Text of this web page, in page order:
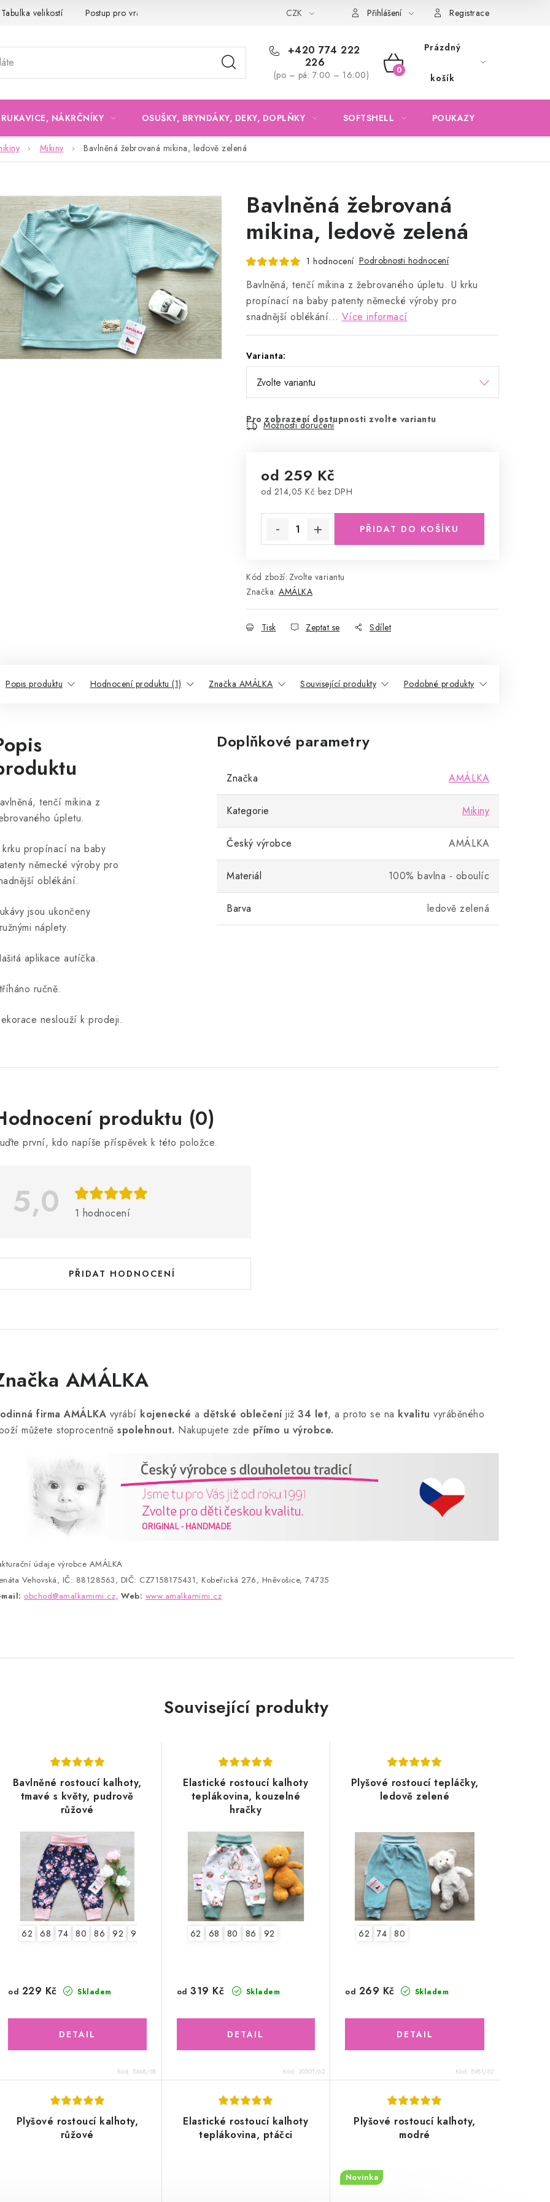
Tabulka velikostí Postup pro vrácení a výměnu Obchodní podmínky Podmínky ochrany osobních údajů
CZK Přihlášení Registrace
+420 774 222
226
(po – pá: 7:00 – 16:00)
NÁKUPNÍ
Prázdný
košík
NÁKRČNÍKY OSUŠKY, BRYNDÁKY, DEKY, DOPLŇKY SOFTSHELL POUKAZY
Mikiny Bavlněná žebrovaná mikina, ledově zelená
Bavlněná žebrovaná
mikina, ledově zelená
1 hodnocení Podrobnosti hodnocení
Bavlněná, tenčí mikina z žebrovaného úpletu. U krku
propínací na baby patenty německé výroby pro
snadnější oblékání... Více informací
Varianta:
Pro zobrazení dostupnosti zvolte variantu
Možnosti doručení
od 259 Kč
od 214,05 Kč bez DPH
PŘIDAT DO KOŠÍKU
Kód zboží: Zvolte variantu
Značka: AMÁLKA
Tisk Zeptat se Sdílet
Popis produktu Hodnocení produktu (1) Značka AMÁLKA Související produkty Podobné produkty
tenčí mikina z
úpletu.
krku propínací na baby
německé výroby pro
oblékání.
jsou ukončeny
náplety.
aplikace autíčka.
ručně.
neslouží k prodeji.
Doplňkové parametry
Značka AMÁLKA
Kategorie Mikiny
Český výrobce AMÁLKA
Materiál 100% bavlna - oboulíc
Barva ledově zelená
produktu (0)
první, kdo napíše příspěvek k této položce.
5,0 1 hodnocení
PŘIDAT HODNOCENÍ
AMÁLKA
firma AMÁLKA vyrábí kojenecké a dětské oblečeníjiž 34 let, a proto se na kvalitu vyráběného
můžete stoprocentně spolehnout. Nakupujete zde přímo u výrobce.
údaje výrobce AMÁLKA
Vehovská, IČ: 88128563, DIČ: CZ7158175431, Kobeřická 276, Hněvošice, 74735
obchod@amalkamimi.cz, Web: www.amalkamimi.cz
Související produkty
Bavlněné rostoucí kalhoty,
tmavé s květy, pudrově
růžové
62 68 74 80 86 92 98
Skladem
od 229 Kč
Kód:5668/68
Elastické rostoucí kalhoty
teplákovina, kouzelné
hračky
62 68 80 86 92
Skladem
od 319 Kč
Kód: 30501/62
Plyšové rostoucí tepláčky,
ledově zelené
62 74 80
Skladem
od 269 Kč
Kód:5981/62
Plyšové rostoucí kalhoty,
růžové
Elastické rostoucí kalhoty
teplákovina, ptáčci
Plyšové rostoucí kalhoty,
modré
Novinka